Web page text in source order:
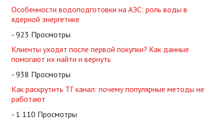
Особенности водоподготовки на АЭС: роль воды в
ядерной энергетике
- 923 Просмотры
Клиенты уходят после первой покупки? Как данные
помогают их найти и вернуть
- 938 Просмотры
Как раскрутить ТГ канал: почему популярные методы не
работают
- 1 110 Просмотры